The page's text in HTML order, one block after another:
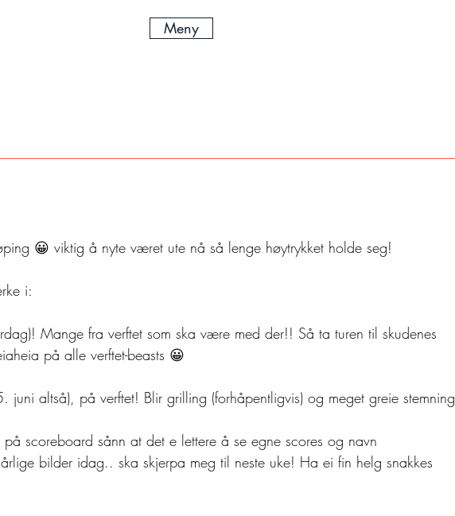
Meny
😀 viktig å nyte været ute nå så lenge høytrykket holde seg!
i:
Mange fra verftet som ska være med der!! Så ta turen til skudenes
på alle verftet-beasts 😀
juni altså), på verftet! Blir grilling (forhåpentligvis) og meget greie stemning
på scoreboard sånn at det e lettere å se egne scores og navn
bilder idag.. ska skjerpa meg til neste uke! Ha ei fin helg snakkes